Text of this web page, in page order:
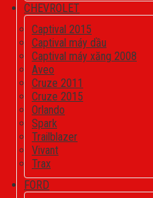
CHEVROLET
Captival 2015
Captival máy dầu
Captival máy xăng 2008
Aveo
Cruze 2011
Cruze 2015
Orlando
Spark
Trailblazer
Vivant
Trax
FORD